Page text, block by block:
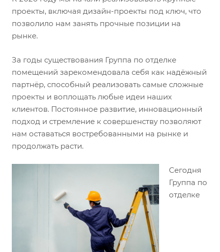
проекты, включая дизайн-проекты под ключ, что
позволило нам занять прочные позиции на
рынке.
За годы существования Группа по отделке
помещений зарекомендовала себя как надёжный
партнёр, способный реализовать самые сложные
проекты и воплощать любые идеи наших
клиентов. Постоянное развитие, инновационный
подход и стремление к совершенству позволяют
нам оставаться востребованными на рынке и
продолжать расти.
Сегодня
Группа по
отделке